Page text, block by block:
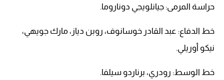
حراسة المرمى: جيانلويجي دوناروما.
خط الدفاع: عبد القادر خوسانوف، روبن دياز، مارك جويهي،
نيكو أوريلي.
خط الوسط: رودري، برناردو سيلفا.